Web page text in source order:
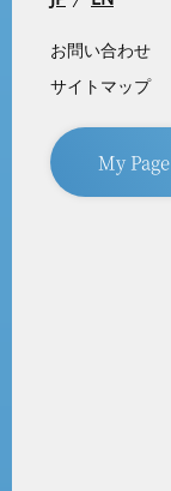
お問い合わせ
サイトマップ
My Page